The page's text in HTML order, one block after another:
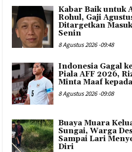
Kabar Baik untuk
Rohul, Gaji
Ditargetkan
Senin
8 Agustus 2026 -09:48
Indonesia Gagal
Piala AFF 2026,
Minta Maaf
8 Agustus 2026 -09:08
Buaya Muara
Sungai, Warga
Sampai Lari
Diri